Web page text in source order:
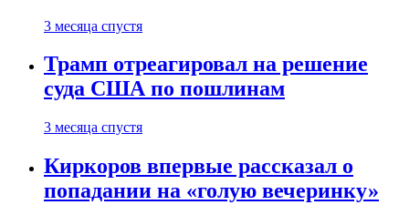
3 месяца спустя
Трамп отреагировал на решение
суда США по пошлинам
3 месяца спустя
Киркоров впервые рассказал о
попадании на «голую вечеринку»